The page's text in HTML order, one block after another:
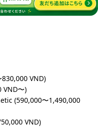
VND)
VND〜)
(590,000〜1,490,000
VND)